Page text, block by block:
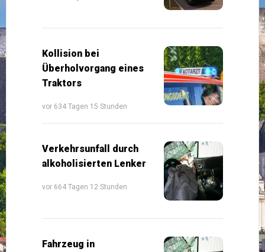
Kollision bei
Überholvorgang eines
Traktors
vor 634 Tagen 15 Stunden
Verkehrsunfall durch
alkoholisierten Lenker
vor 664 Tagen 12 Stunden
Fahrzeug in